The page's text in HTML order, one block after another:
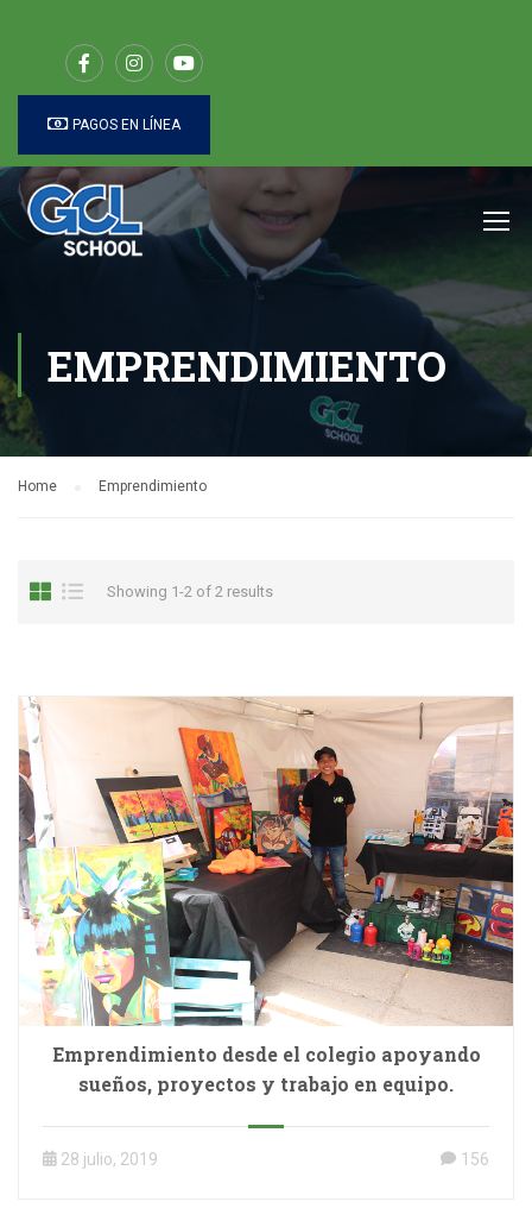
PAGOS EN LÍNEA
EMPRENDIMIENTO
Home Emprendimiento
Showing 1-2 of 2 results
Emprendimiento desde el colegio apoyando
sueños, proyectos y trabajo en equipo.
28 julio, 2019 156